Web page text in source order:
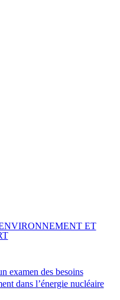
examen des besoins
dans l’énergie nucléaire
ET